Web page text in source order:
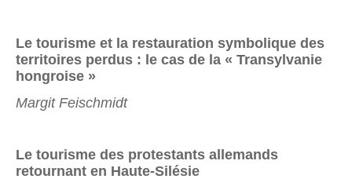
Le tourisme et la restauration symbolique des
territoires perdus : le cas de la « Transylvanie
hongroise »
Margit Feischmidt
Le tourisme des protestants allemands
retournant en Haute-Silésie